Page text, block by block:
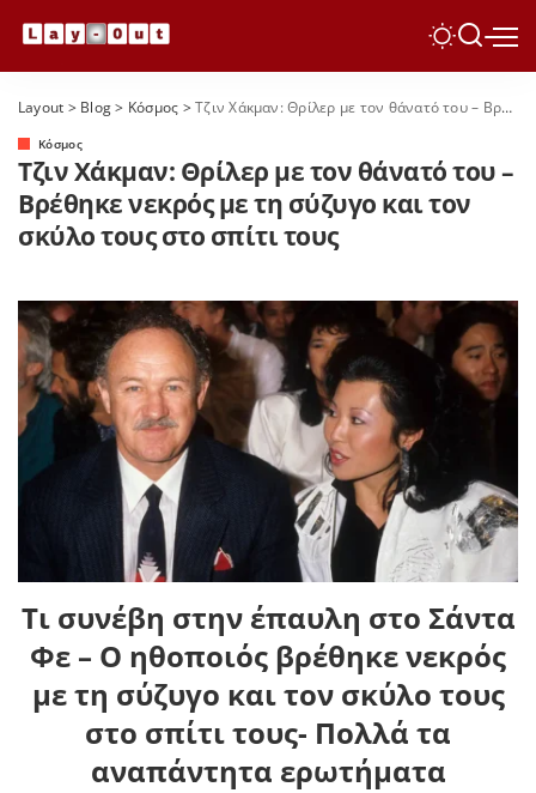
Layout > Blog> Κόσμος >Τζιν Χάκμαν: Θρίλερ με τον θάνατό του – Βρέθηκε νεκρός με τη σύζυγο και τον σκύλο τους στο σπίτι τους
Κόσμος
Τζιν Χάκμαν: Θρίλερ με τον θάνατό του –
Βρέθηκε νεκρός με τη σύζυγο και τον
σκύλο τους στο σπίτι τους
Τι συνέβη στην έπαυλη στο Σάντα
Φε – Ο ηθοποιός βρέθηκε νεκρός
με τη σύζυγο και τον σκύλο τους
στο σπίτι τους- Πολλά τα
αναπάντητα ερωτήματα